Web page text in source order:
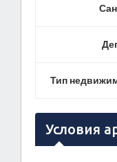
Тип
Условия